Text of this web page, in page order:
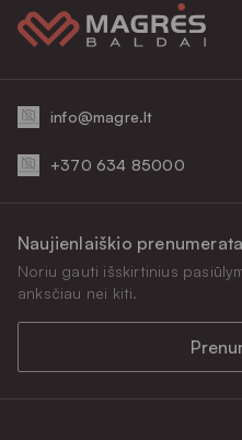
info@magre.lt
+370 634 85000
Naujienlaiškio prenumerata
Noriu gauti išskirtinius
anksčiau nei kiti.